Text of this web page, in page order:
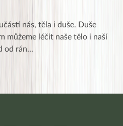
nás, těla i duše. Duše
můžeme léčit naše tělo i naší
od rán...